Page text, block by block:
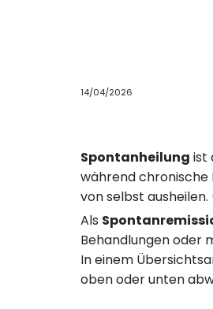
14/04/2026
Spontanheilung ist
während chronische
von selbst
Als
Behandlungen oder
In einem
oben oder unten